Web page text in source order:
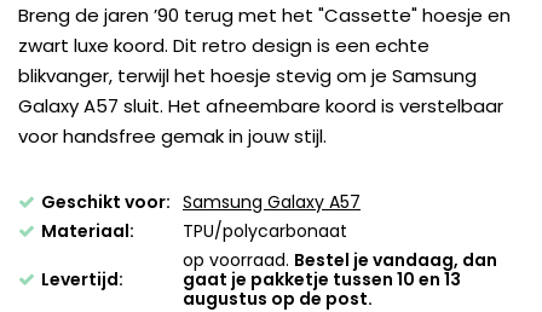
Breng de jaren ’90 terug met het "Cassette" hoesje en
zwart luxe koord. Dit retro design is een echte
blikvanger, terwijl het hoesje stevig om je Samsung
Galaxy A57 sluit. Het afneembare koord is verstelbaar
voor handsfree gemak in jouw stijl.
Geschikt voor: Samsung Galaxy A57
Materiaal:
TPU/polycarbonaat
Levertijd:
op voorraad. Bestel je vandaag, dan
gaat je pakketje tussen 10 en 13
augustus op de post.